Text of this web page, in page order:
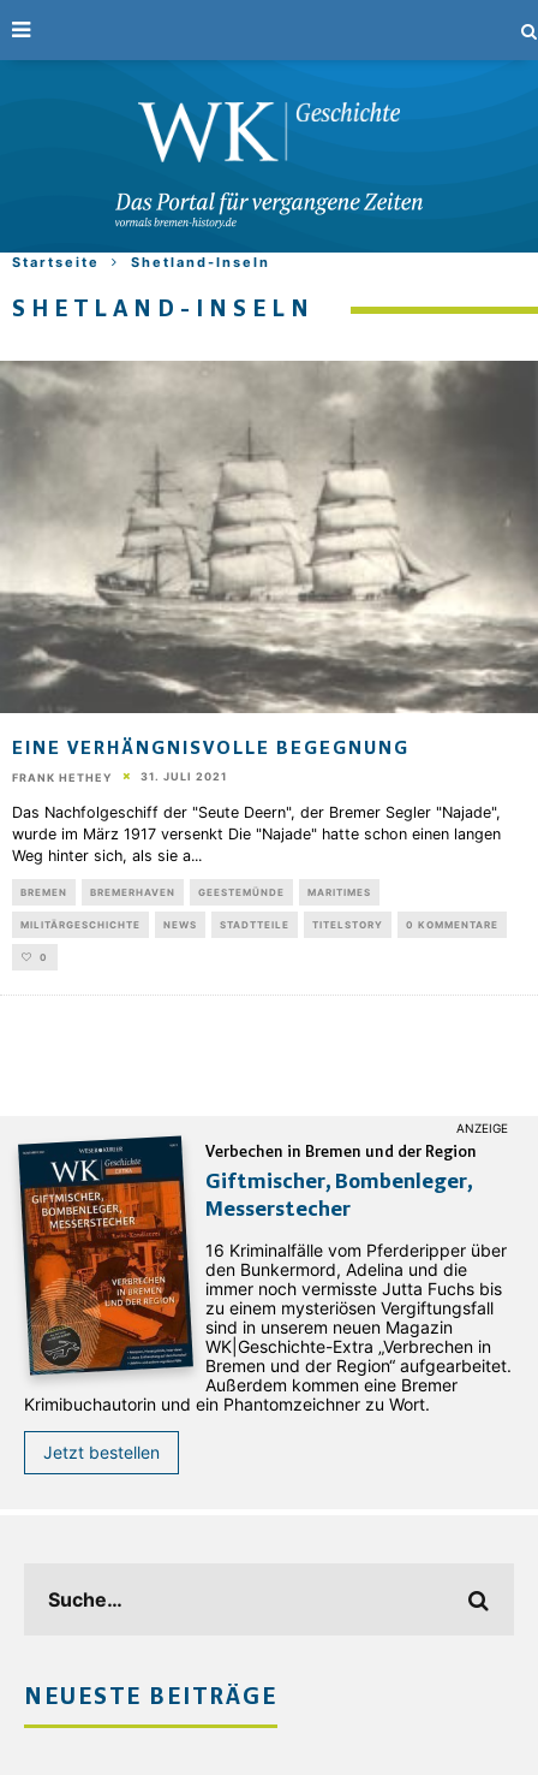
Startseite Shetland-Inseln
SHETLAND-INSELN
EINE VERHÄNGNISVOLLE BEGEGNUNG
FRANK HETHEY 31. JULI 2021
Das Nachfolgeschiff der "Seute Deern", der Bremer Segler "Najade",
wurde im März 1917 versenkt Die "Najade" hatte schon einen langen
Weg hinter sich, als sie a...
BREMEN BREMERHAVEN GEESTEMÜNDE MARITIMES
MILITÄRGESCHICHTE NEWS STADTTEILE TITELSTORY 0 KOMMENTARE
0
Verbechen in Bremen und der Region
Giftmischer, Bombenleger,
Messerstecher
16 Kriminalfälle vom Pferderipper über
den Bunkermord, Adelina und die
immer noch vermisste Jutta Fuchs bis
zu einem mysteriösen Vergiftungsfall
sind in unserem neuen Magazin
WK|Geschichte-Extra „Verbrechen in
Bremen und der Region“ aufgearbeitet.
Außerdem kommen eine Bremer
Krimibuchautorin und ein Phantomzeichner zu Wort.
Jetzt bestellen
NEUESTE BEITRÄGE